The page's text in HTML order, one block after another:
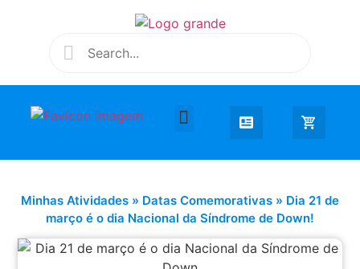
Minhas Atividades » Datas Comemorativas » Dia 21 de
março é o dia Nacional da Síndrome de Down!